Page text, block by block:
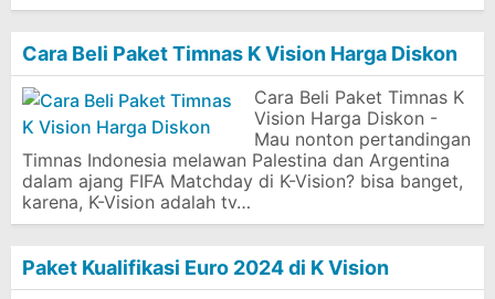
Cara Beli Paket Timnas K Vision Harga Diskon
Cara Beli Paket Timnas K
Vision Harga Diskon -
Mau nonton pertandingan
Timnas Indonesia melawan Palestina dan Argentina
dalam ajang FIFA Matchday di K-Vision? bisa banget,
karena, K-Vision adalah tv…
Paket Kualifikasi Euro 2024 di K Vision